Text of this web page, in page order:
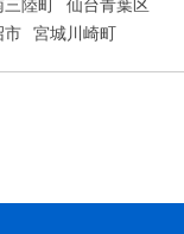
三陸町
仙台青葉区
市 宮城川崎町